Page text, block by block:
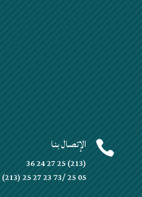
 الإتصال بنا
(213) 25 27 24 36
25 27 23 73/ 25 05